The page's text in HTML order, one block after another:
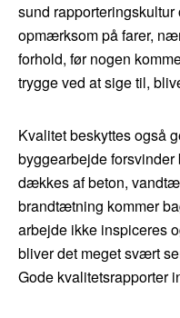
sund
opmærksom på farer,
forhold, før nogen
trygge ved at sige til,
Kvalitet beskyttes også
byggearbejde
dækkes af beton,
brandtætning kommer
arbejde ikke inspiceres
bliver det meget svært
Gode kvalitetsrapporter